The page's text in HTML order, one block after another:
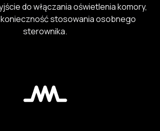
do włączania oświetlenia komory,
stosowania osobnego
sterownika.